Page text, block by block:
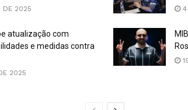
DE 2025 4
atualização com
e medidas contra
2025